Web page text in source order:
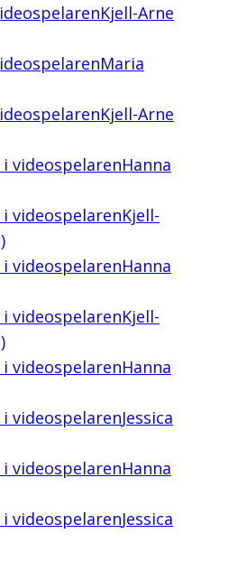
Kjell-Arne
Maria
Kjell-Arne
videospelarenHanna
videospelarenKjell-
videospelarenHanna
i videospelarenKjell-
i videospelarenHanna
i videospelarenJessica
i videospelarenHanna
i videospelarenJessica